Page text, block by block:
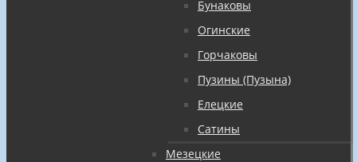
Бунаковы
Огинские
Горчаковы
Пузины (Пузына)
Елецкие
Сатины
Мезецкие